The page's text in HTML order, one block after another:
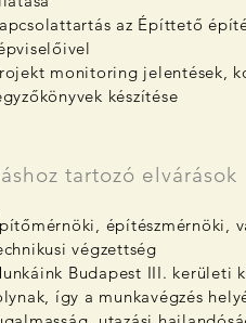
az Építtető
monitoring jelentések,
készítése
tartozó elvárások
építészmérnöki,
végzettség
Budapest III. kerületi
így a munkavégzés